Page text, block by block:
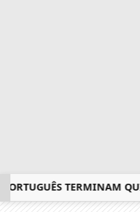
TERMINAM QUINTA